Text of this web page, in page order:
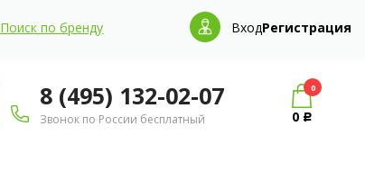
Поиск по бренду ВходРегистрация
8 (495) 132-02-07
Звонок по России бесплатный
0
0 Р